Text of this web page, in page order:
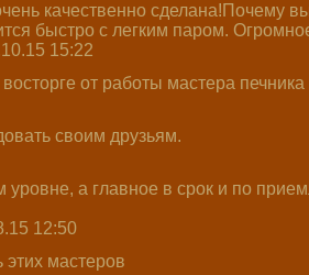
качественно сделана!Почему
быстро с легким паром.
15:22
от работы мастера печника
своим друзьям.
а главное в срок и по
12:50
мастеров